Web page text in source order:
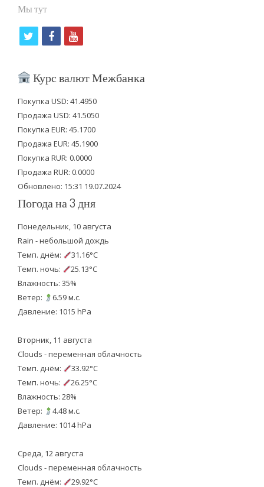
Мы тут
i
t
e
r
f
c
b
o
o
k
y
u
u
b
e
Курс валют Межбанка
Покупка USD: 41.4950
Продажа USD: 41.5050
Покупка EUR: 45.1700
Продажа EUR: 45.1900
Покупка RUR: 0.0000
Продажа RUR: 0.0000
Обновлено: 15:31 19.07.2024
Погода на 3 дня
Понедельник, 10 августа
Rain - небольшой дождь
Темп. днём:
31.16°C
Темп. ночь:
25.13°C
Влажность: 35%
Ветер:
6.59 м.с.
Давление: 1015 hPa
Вторник, 11 августа
Clouds - переменная облачность
Темп. днём:
33.92°C
Темп. ночь:
26.25°C
Влажность: 28%
Ветер:
4.48 м.с.
Давление: 1014 hPa
Среда, 12 августа
Clouds - переменная облачность
Темп. днём:
29.92°C